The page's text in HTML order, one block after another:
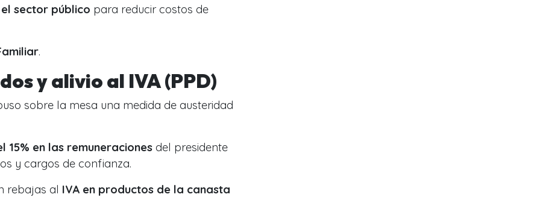
sector público para reducir costos de
.
y alivio al IVA (PPD)
sobre la mesa una medida de austeridad
15% en las remuneraciones del presidente
y cargos de confianza.
rebajas al IVA en productos de la canasta